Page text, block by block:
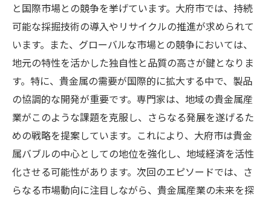
と国際市場との競争を挙げています。大府市では、持続
可能な採掘技術の導入やリサイクルの推進が求められて
います。また、グローバルな市場との競争においては、
地元の特性を活かした独自性と品質の高さが鍵となりま
す。特に、貴金属の需要が国際的に拡大する中で、製品
の協調的な開発が重要です。専門家は、地域の貴金属産
業がこのような課題を克服し、さらなる発展を遂げるた
めの戦略を提案しています。これにより、大府市は貴金
属バブルの中心としての地位を強化し、地域経済を活性
化させる可能性があります。次回のエピソードでは、さ
らなる市場動向に注目しながら、貴金属産業の未来を探